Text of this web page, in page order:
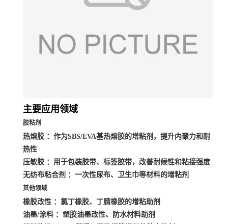
主要应用领域
胶粘剂
热熔胶 ：作为SBS/EVA基热熔胶的增粘剂，提升内聚力和耐
热性
压敏胶 ：用于包装胶带、标签胶带，改善耐候性和粘接强度
无纺布粘合剂 ：一次性尿布、卫生巾等材料的增粘剂
其他领域
橡胶改性 ：氯丁橡胶、丁腈橡胶的增粘助剂
油墨/涂料 ：塑胶油墨改性、防水材料助剂